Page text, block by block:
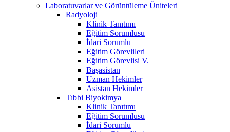
Laboratuvarlar ve Görüntüleme Üniteleri
Radyoloji
Klinik Tanıtımı
Eğitim Sorumlusu
İdari Sorumlu
Eğitim Görevlileri
Eğitim Görevlisi V.
Başasistan
Uzman Hekimler
Asistan Hekimler
Tıbbi Biyokimya
Klinik Tanıtımı
Eğitim Sorumlusu
İdari Sorumlu